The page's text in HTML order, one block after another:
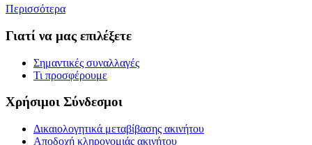
Περισσότερα
Γιατί να μας επιλέξετε
Σημαντικές συναλλαγές
Τι προσφέρουμε
Χρήσιμοι Σύνδεσμοι
Δικαιολογητικά μεταβίβασης ακινήτου
Αποδοχή κληρονομιάς ακινήτου